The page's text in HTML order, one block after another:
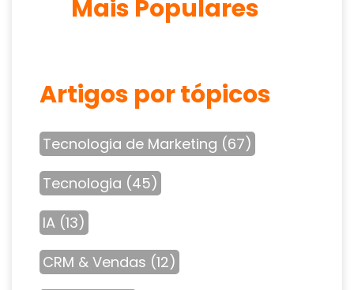
Mais Populares
Artigos por tópicos
Tecnologia de Marketing (67)
Tecnologia (45)
IA (13)
CRM & Vendas (12)